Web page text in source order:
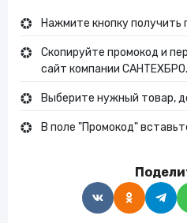
Нажмите кнопку получить
Скопируйте промокод и
сайт компании САНТЕХБРО.
Выберите нужный товар,
В поле "Промокод"